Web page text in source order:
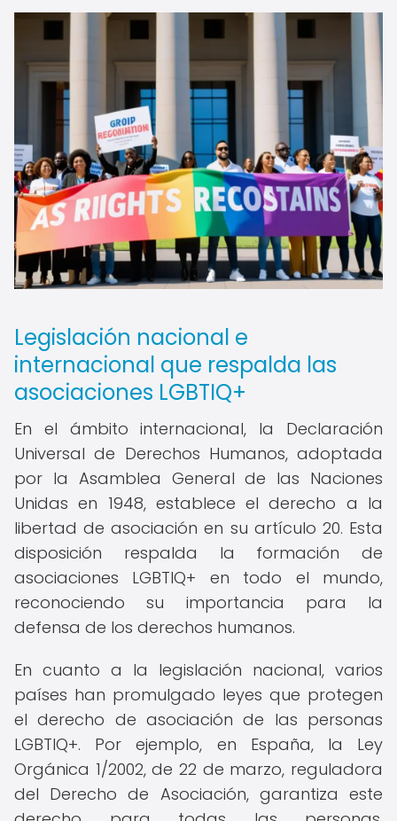
Legislación nacional e
internacional que respalda las
asociaciones LGBTIQ+
En el ámbito internacional, la Declaración
Universal de Derechos Humanos, adoptada
por la Asamblea General de las Naciones
Unidas en 1948, establece el derecho a la
libertad de asociación en su artículo 20. Esta
disposición respalda la formación de
asociaciones LGBTIQ+ en todo el mundo,
reconociendo su importancia para la
defensa de los derechos humanos.
En cuanto a la legislación nacional, varios
países han promulgado leyes que protegen
el derecho de asociación de las personas
LGBTIQ+. Por ejemplo, en España, la Ley
Orgánica 1/2002, de 22 de marzo, reguladora
del Derecho de Asociación, garantiza este